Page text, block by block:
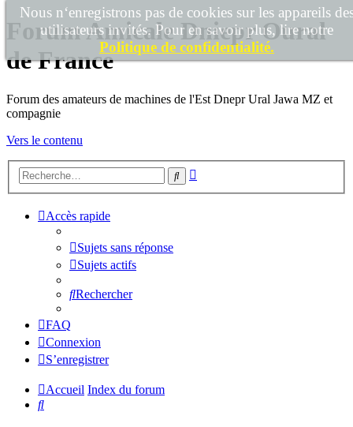
Nous n‘enregistrons pas de cookies sur les appareils
utilisateurs invités. Pour en savoir plus, lire notre
Politique de confidentialité.
Forum Amicale Dniepr Oural
de France
Forum des amateurs de machines de l'Est Dnepr Ural Jawa MZ et
compagnie
Vers le contenu
Rechercher
Accès rapide
Sujets sans réponse
Sujets actifs
Rechercher
FAQ
Connexion
S’enregistrer
Accueil Index du forum
Rechercher